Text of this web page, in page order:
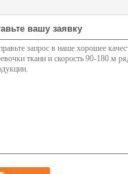
вашу заявку